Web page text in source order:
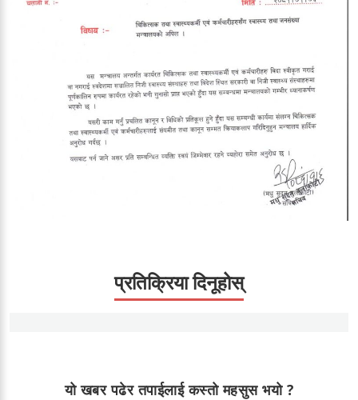
प्रतिक्रिया दिनूहोस्
यो खबर पढेर तपाईलाई कस्तो महसुस भयो ?